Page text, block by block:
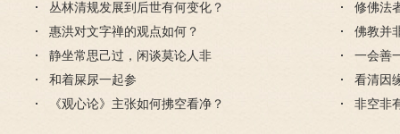
丛林清规发展到后世有何变化？
惠洪对文字禅的观点如何？
静坐常思己过，闲谈莫论人非
和着屎尿一起参
《观心论》主张如何拂空看净？
修佛法
佛教并
一会善
长久
看清因
非空非